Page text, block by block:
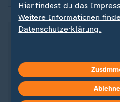
Hier findest du das
Weitere Informationen
Datenschutzerklärung.